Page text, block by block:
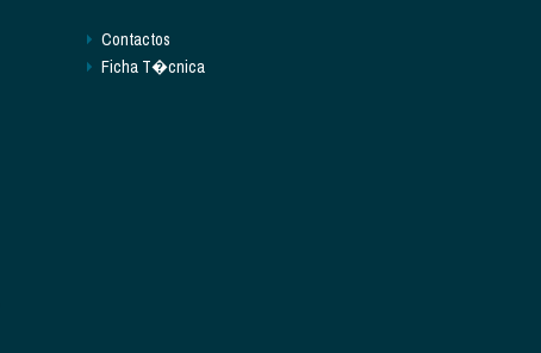
Contactos
Ficha T�cnica